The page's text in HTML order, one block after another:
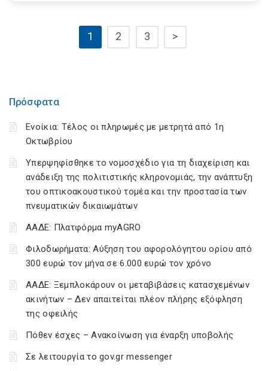
Πρόσφατα
Ενοίκια: Τέλος οι πληρωμές με μετρητά από 1η
Οκτωβρίου
Υπερψηφίσθηκε το νομοσχέδιο για τη διαχείριση και
ανάδειξη της πολιτιστικής κληρονομιάς, την ανάπτυξη
του οπτικοακουστικού τομέα και την προστασία των
πνευματικών δικαιωμάτων
ΑΑΔΕ: Πλατφόρμα myAGRO
Φιλοδωρήματα: Αύξηση του αφορολόγητου ορίου από
300 ευρώ τον μήνα σε 6.000 ευρώ τον χρόνο
ΑΑΔΕ: Ξεμπλοκάρουν οι μεταβιβάσεις κατασχεμένων
ακινήτων – Δεν απαιτείται πλέον πλήρης εξόφληση
της οφειλής
Πόθεν έσχες – Ανακοίνωση για έναρξη υποβολής
Σε λειτουργία το gov.gr messenger
1 2 3 >